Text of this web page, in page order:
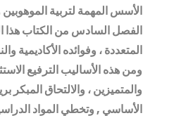
الأسس المهمة لتربية
الفصل السادس من الكتاب هذا
المتعددة ، وفوائده الأكاديمية
ومن هذه الأساليب الترفيع
والمتميزين ، والالتحاق المبكر
الأساسي , وتخطي المواد